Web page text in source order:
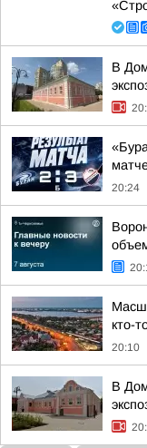
В
20:24
кто-
20:10
В